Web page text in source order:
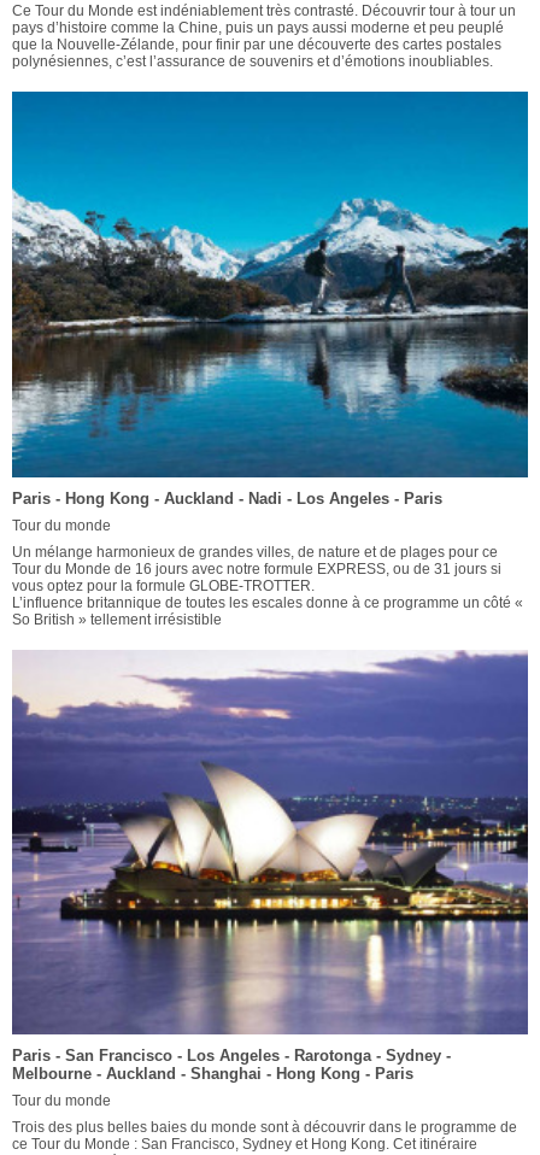
Ce Tour du Monde est indéniablement très contrasté. Découvrir tour à tour un
pays d’histoire comme la Chine, puis un pays aussi moderne et peu peuplé
que la Nouvelle-Zélande, pour finir par une découverte des cartes postales
polynésiennes, c’est l’assurance de souvenirs et d’émotions inoubliables.
Paris - Hong Kong - Auckland - Nadi - Los Angeles - Paris
Tour du monde
Un mélange harmonieux de grandes villes, de nature et de plages pour ce
Tour du Monde de 16 jours avec notre formule EXPRESS, ou de 31 jours si
vous optez pour la formule GLOBE-TROTTER.
L’influence britannique de toutes les escales donne à ce programme un côté «
So British » tellement irrésistible
Paris - San Francisco - Los Angeles - Rarotonga - Sydney -
Melbourne - Auckland - Shanghai - Hong Kong - Paris
Tour du monde
Trois des plus belles baies du monde sont à découvrir dans le programme de
ce Tour du Monde : San Francisco, Sydney et Hong Kong. Cet itinéraire